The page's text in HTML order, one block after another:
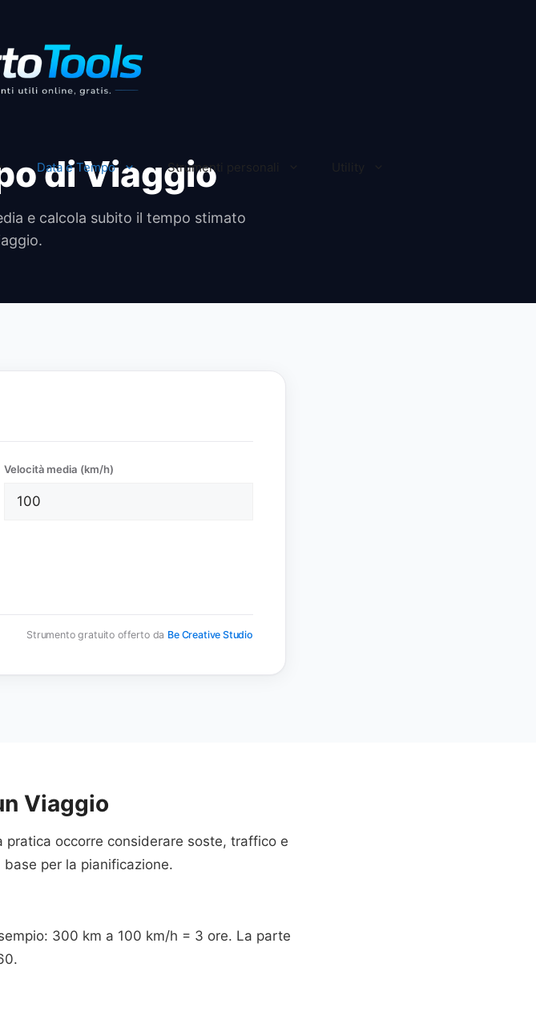
Data e Tempo Strumenti personali Utility
di Viaggio
e calcola subito il tempo stimato
Velocità media (km/h)
Strumento gratuito offerto da Be Creative Studio
Viaggio
pratica occorre considerare soste, traffico e
base per la pianificazione.
300 km a 100 km/h = 3 ore. La parte